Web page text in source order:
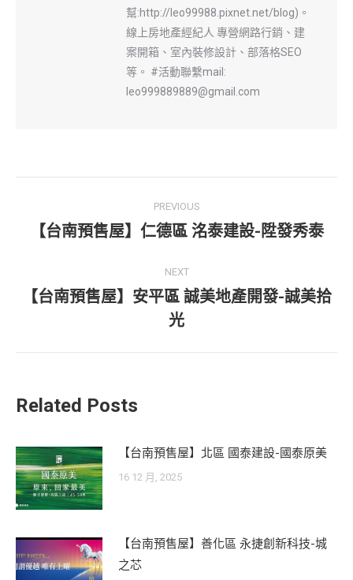
幫:http://leo99988.pixnet.net/blog)。
線上房地產經紀人 專營網路行銷、建
案開箱、室內裝修設計、部落格SEO
等。 #活動聯繫mail:
leo999889889@gmail.com
navigation
PREVIOUS
Previous
【台南預售屋】仁德區 洺泰建設-陞發秀泰
NEXT
Next
post:
【台南預售屋】安平區 誠美地產開發-誠美拾
光
Related Posts
【台南預售屋】北區 國泰建設-國泰原美
16 12 月, 2025
【台南預售屋】善化區 永捷創新科技-城
之芯